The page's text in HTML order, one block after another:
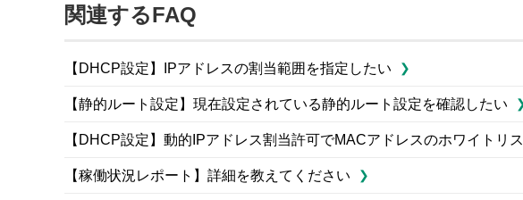
関連するFAQ
【DHCP設定】IPアドレスの割当範囲を指定したい
【静的ルート設定】現在設定されている静的ルート設定を確認したい
【DHCP設定】動的IPアドレス割当許可でMACアドレスのホワイトリ
【稼働状況レポート】詳細を教えてください